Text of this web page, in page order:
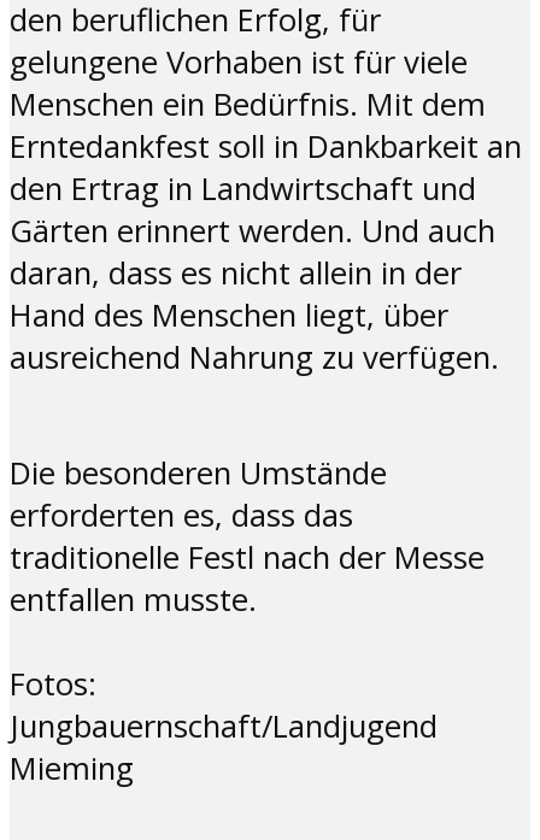
den beruflichen Erfolg, für
gelungene Vorhaben ist für viele
Menschen ein Bedürfnis. Mit dem
Erntedankfest soll in Dankbarkeit an
den Ertrag in Landwirtschaft und
Gärten erinnert werden. Und auch
daran, dass es nicht allein in der
Hand des Menschen liegt, über
ausreichend Nahrung zu verfügen.
Die besonderen Umstände
erforderten es, dass das
traditionelle Festl nach der Messe
entfallen musste.
Fotos:
Jungbauernschaft/Landjugend
Mieming